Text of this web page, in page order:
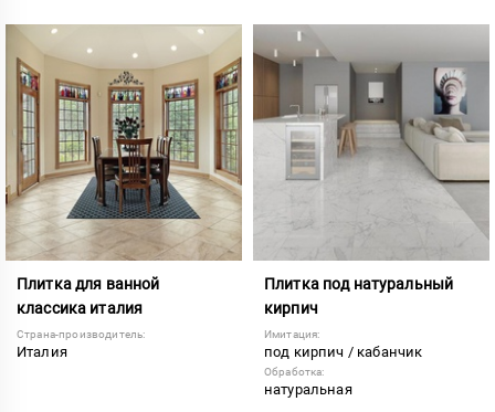
Плитка для ванной
классика италия
Страна-производитель:
Италия
Плитка под натуральный
кирпич
Имитация:
под кирпич / кабанчик
Обработка:
натуральная